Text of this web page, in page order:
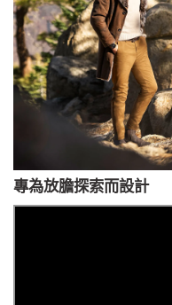
專為放膽探索而設計